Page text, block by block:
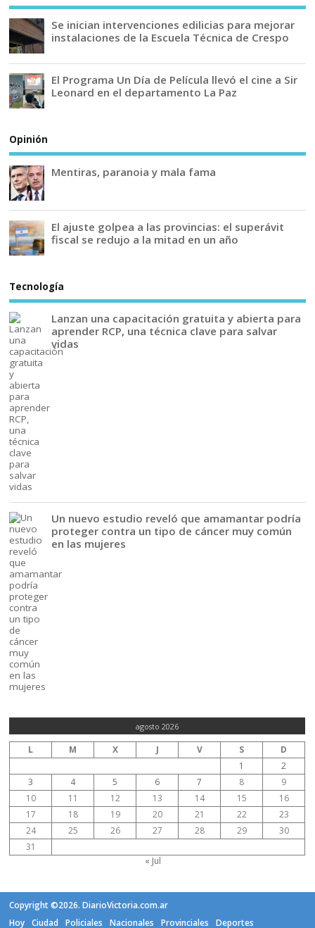
Se inician intervenciones edilicias para mejorar
instalaciones de la Escuela Técnica de Crespo
El Programa Un Día de Película llevó el cine a Sir
Leonard en el departamento La Paz
Opinión
Mentiras, paranoia y mala fama
El ajuste golpea a las provincias: el superávit
fiscal se redujo a la mitad en un año
Tecnología
Lanzan una capacitación gratuita y abierta para
aprender RCP, una técnica clave para salvar
vidas
Un nuevo estudio reveló que amamantar podría
proteger contra un tipo de cáncer muy común
en las mujeres
agosto 2026
L M X J V S
D
1
2
3
4 5 6 7 8
9
10
11 12 13 14 15
16
17
18 19 20 21 22
23
24
25 26 27 28 29
30
31
« Jul
Copyright ©2026. DiarioVictoria.com.ar
Hoy
Ciudad Policiales Nacionales Provinciales Deportes